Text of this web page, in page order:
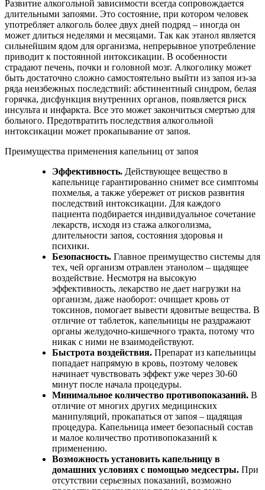
Развитие алкогольной зависимости всегда сопровождается
длительными запоями. Это состояние, при котором человек
употребляет алкоголь более двух дней подряд – иногда он
может длиться неделями и месяцами. Так как этанол является
сильнейшим ядом для организма, непрерывное употребление
приводит к постоянной интоксикации. В особенности
страдают печень, почки и головной мозг. Алкоголику может
быть достаточно сложно самостоятельно выйти из запоя из-за
ряда неизбежных последствий: абстинентный синдром, белая
горячка, дисфункция внутренних органов, появляется риск
инсульта и инфаркта. Все это может закончиться смертью для
больного. Предотвратить последствия алкогольной
интоксикации может прокапывание от запоя.
Преимущества применения капельниц от запоя
Эффективность. Действующее вещество в
капельнице гарантированно снимет все симптомы
похмелья, а также убережет от рисков развития
последствий интоксикации. Для каждого
пациента подбирается индивидуальное сочетание
лекарств, исходя из стажа алкоголизма,
длительности запоя, состояния здоровья и
психики.
Безопасность. Главное преимущество системы для
тех, чей организм отравлен этанолом – щадящее
воздействие. Несмотря на высокую
эффективность, лекарство не дает нагрузки на
организм, даже наоборот: очищает кровь от
токсинов, помогает вывести ядовитые вещества. В
отличие от таблеток, капельницы не раздражают
органы желудочно-кишечного тракта, потому что
никак с ними не взаимодействуют.
Быстрота воздействия. Препарат из капельницы
попадает напрямую в кровь, поэтому человек
начинает чувствовать эффект уже через 30-60
минут после начала процедуры.
Минимальное количество противопоказаний. В
отличие от многих других медицинских
манипуляций, прокапаться от запоя – щадящая
процедура. Капельница имеет безопасный состав
и малое количество противопоказаний к
применению.
Возможность установить капельницу в
домашних условиях с помощью медсестры. При
отсутствии серьезных показаний, возможно